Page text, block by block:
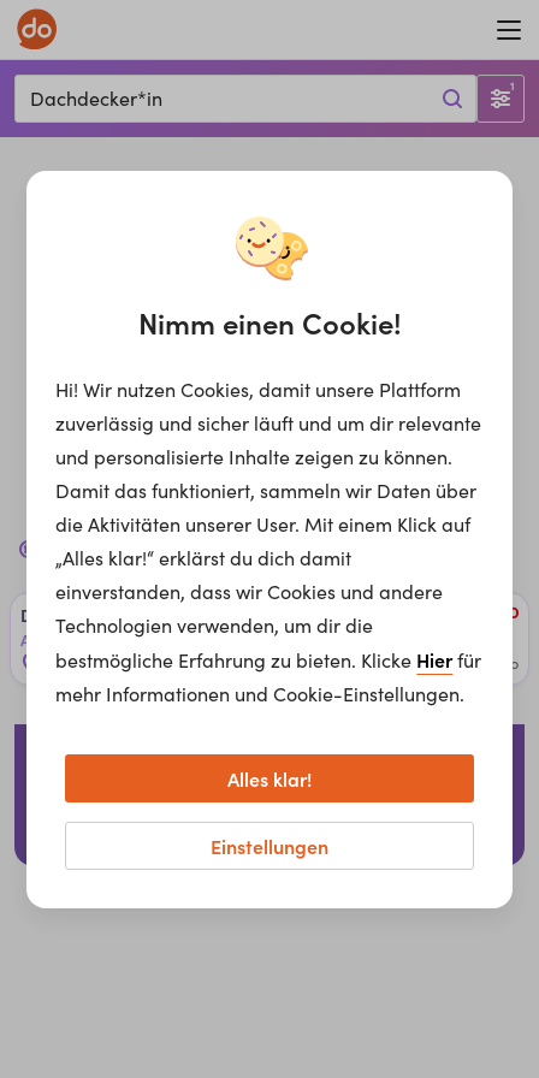
Dachdecker*in 1
Jobs in Dachdecker*in für dich
Dach­de­cker (w/m/d)
Adecco Österreich
Graz, Österreich 1 week ago
Für Arbeitgeber
© 2026 whatchado GmbH.
Nimm einen Cookie!
Hi! Wir nutzen Cookies, damit unsere Plattform
zuverlässig und sicher läuft und um dir relevante
und personalisierte Inhalte zeigen zu können.
Damit das funktioniert, sammeln wir Daten über
die Aktivitäten unserer User. Mit einem Klick auf
„Alles klar!“ erklärst du dich damit
einverstanden, dass wir Cookies und andere
Technologien verwenden, um dir die
bestmögliche Erfahrung zu bieten. Klicke Hierfür
mehr Informationen und Cookie-Einstellungen.
Einstellungen
Alles klar!